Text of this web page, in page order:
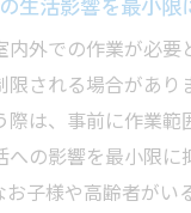
内外での作業が必要
限される場合があり
際は、事前に作業範
への影響を最小限に
お子様や高齢者がい